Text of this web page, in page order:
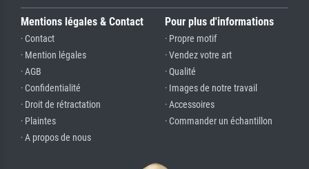
Mentions légales & Contact
· Contact
· Mention légales
· AGB
· Confidentialité
· Droit de rétractation
· Plaintes
· A propos de nous
Pour plus d'informations
· Propre motif
· Vendez votre art
· Qualité
· Images de notre travail
· Accessoires
· Commander un échantillon